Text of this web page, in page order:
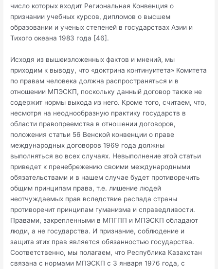
число которых входит Региональная Конвенция о
признании учебных курсов, дипломов о высшем
образовании и ученых степеней в государствах Азии и
Тихого океана 1983 года [46].
Исходя из вышеизложенных фактов и мнений, мы
приходим к выводу, что «доктрина континуитета» Комитета
по правам человека должна распространяться и в
отношении МПЭСКП, поскольку данный договор также не
содержит нормы выхода из него. Кроме того, считаем, что,
несмотря на неоднообразную практику государств в
области правопреемства в отношении договоров,
положения статьи 56 Венской конвенции о праве
международных договоров 1969 года должны
выполняться во всех случаях. Невыполнение этой статьи
приведет к пренебрежению своими международными
обязательствами и в нашем случае будет противоречить
общим принципам права, т.е. лишение людей
неотчуждаемых прав вследствие распада страны
противоречит принципам гуманизма и справедливости.
Правами, закрепленными в МПГПП и МПЭСКП обладают
люди, а не государства. И признание, соблюдение и
защита этих прав является обязанностью государства.
Соответственно, мы полагаем, что Республика Казахстан
связана с нормами МПЭСКП с 3 января 1976 года, с